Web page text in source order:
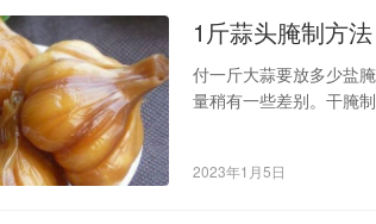
1斤蒜头腌制方
付一斤大蒜要放多少盐
量稍有一些差别。干腌
少量方法/步骤1将新鲜的
2023年1月5日